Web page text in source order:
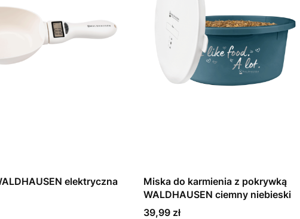
elektryczna
Miska do karmienia z pokrywką
WALDHAUSEN ciemny niebieski
Cena
39,99 zł